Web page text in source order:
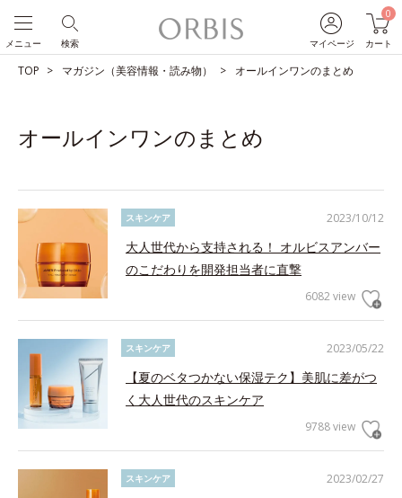
マイページ
0
カート
検索
メニュー
TOP マガジン（美容情報・読み物） オールインワンのまとめ
オールインワンのまとめ
2023/10/12
スキンケア
大人世代から支持される！ オルビスアンバー
のこだわりを開発担当者に直撃
6082 view
2023/05/22
スキンケア
【夏のベタつかない保湿テク】美肌に差がつ
く大人世代のスキンケア
9788 view
2023/02/27
スキンケア